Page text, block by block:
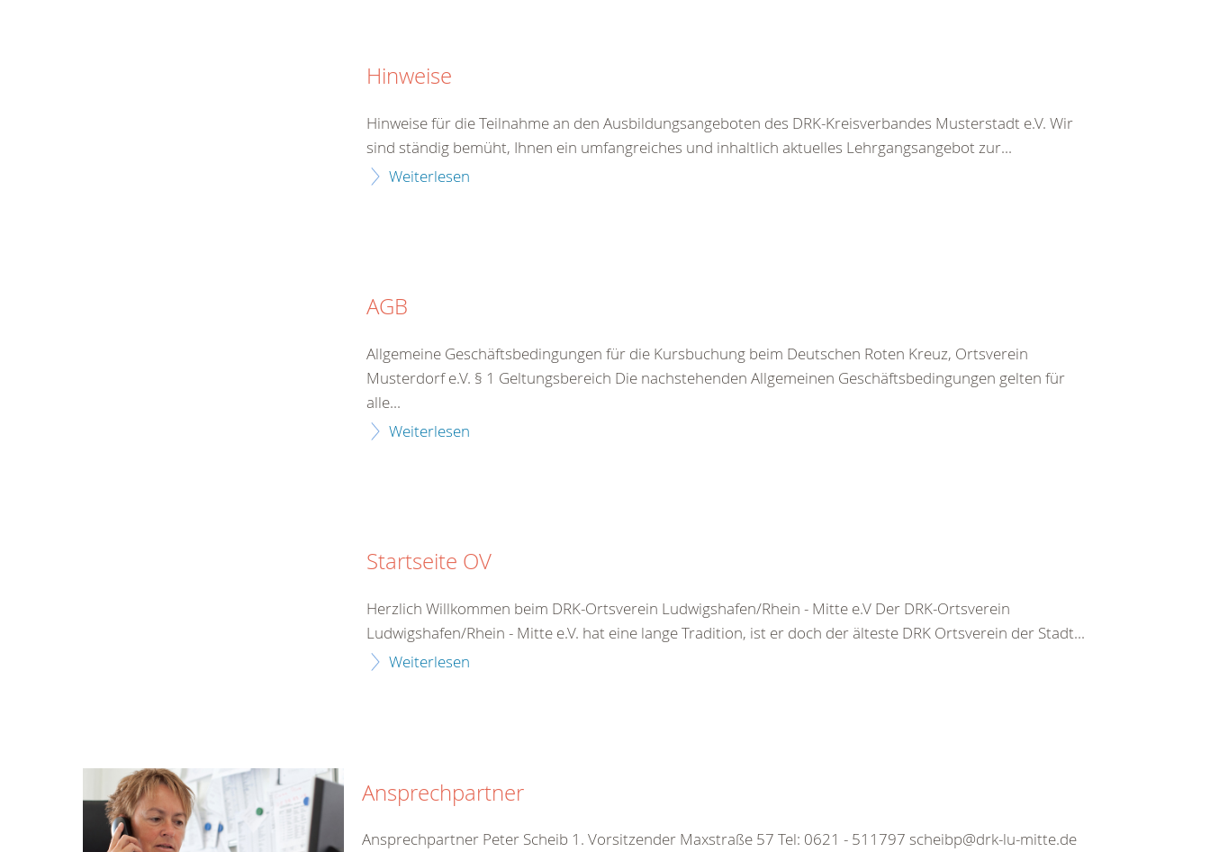
Hinweise
Hinweise für die Teilnahme an den Ausbildungsangeboten des DRK-Kreisverbandes Musterstadt e.V. Wir
sind ständig bemüht, Ihnen ein umfangreiches und inhaltlich aktuelles Lehrgangsangebot zur...
Weiterlesen
AGB
Allgemeine Geschäftsbedingungen für die Kursbuchung beim Deutschen Roten Kreuz, Ortsverein
Musterdorf e.V. § 1 Geltungsbereich Die nachstehenden Allgemeinen Geschäftsbedingungen gelten für
alle...
Weiterlesen
Startseite OV
Herzlich Willkommen beim DRK-Ortsverein Ludwigshafen/Rhein - Mitte e.V Der DRK-Ortsverein
Ludwigshafen/Rhein - Mitte e.V. hat eine lange Tradition, ist er doch der älteste DRK Ortsverein der Stadt...
Weiterlesen
Ansprechpartner
Ansprechpartner Peter Scheib 1. Vorsitzender Maxstraße 57 Tel: 0621 - 511797 scheibp@drk-lu-mitte.de